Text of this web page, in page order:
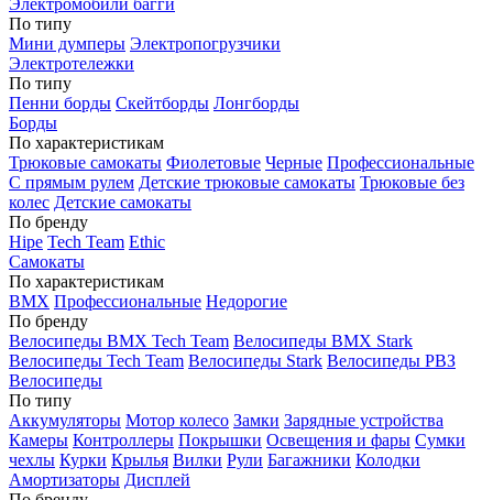
Электромобили багги
По типу
Мини думперы Электропогрузчики
Электротележки
По типу
Пенни борды Скейтборды Лонгборды
Борды
По характеристикам
Трюковые самокаты Фиолетовые Черные Профессиональные
С прямым рулем Детские трюковые самокаты Трюковые без
колес Детские самокаты
По бренду
Hipe Tech Team Ethic
Самокаты
По характеристикам
BMX Профессиональные Недорогие
По бренду
Велосипеды BMX Tech Team Велосипеды BMX Stark
Велосипеды Tech Team Велосипеды Stark Велосипеды РВЗ
Велосипеды
По типу
Аккумуляторы Мотор колесо Замки Зарядные устройства
Камеры Контроллеры Покрышки Освещения и фары Сумки
чехлы Курки Крылья Вилки Рули Багажники Колодки
Амортизаторы Дисплей